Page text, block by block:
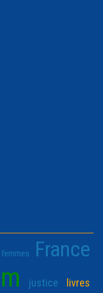
femmes France
justice livres